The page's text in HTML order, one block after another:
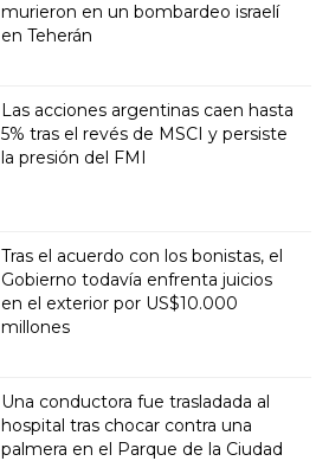
murieron en un bombardeo israelí
en Teherán
Las acciones argentinas caen hasta
5% tras el revés de MSCI y persiste
la presión del FMI
Tras el acuerdo con los bonistas, el
Gobierno todavía enfrenta juicios
en el exterior por US$10.000
millones
Una conductora fue trasladada al
hospital tras chocar contra una
palmera en el Parque de la Ciudad